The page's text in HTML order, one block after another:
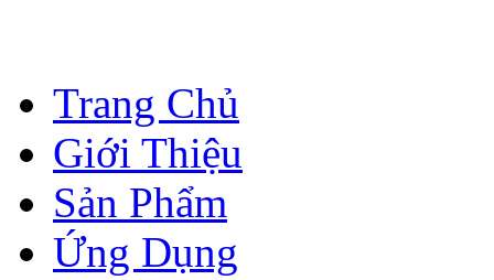
Trang Chủ
Giới Thiệu
Sản Phẩm
Ứng Dụng